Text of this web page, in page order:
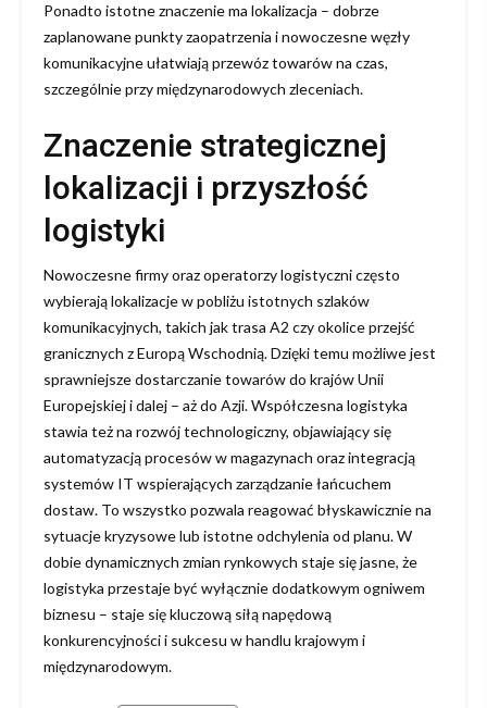
Ponadto istotne znaczenie ma lokalizacja – dobrze
zaplanowane punkty zaopatrzenia i nowoczesne węzły
komunikacyjne ułatwiają przewóz towarów na czas,
szczególnie przy międzynarodowych zleceniach.
Znaczenie strategicznej
lokalizacji i przyszłość
logistyki
Nowoczesne firmy oraz operatorzy logistyczni często
wybierają lokalizacje w pobliżu istotnych szlaków
komunikacyjnych, takich jak trasa A2 czy okolice przejść
granicznych z Europą Wschodnią. Dzięki temu możliwe jest
sprawniejsze dostarczanie towarów do krajów Unii
Europejskiej i dalej – aż do Azji. Współczesna logistyka
stawia też na rozwój technologiczny, objawiający się
automatyzacją procesów w magazynach oraz integracją
systemów IT wspierających zarządzanie łańcuchem
dostaw. To wszystko pozwala reagować błyskawicznie na
sytuacje kryzysowe lub istotne odchylenia od planu. W
dobie dynamicznych zmian rynkowych staje się jasne, że
logistyka przestaje być wyłącznie dodatkowym ogniwem
biznesu – staje się kluczową siłą napędową
konkurencyjności i sukcesu w handlu krajowym i
międzynarodowym.